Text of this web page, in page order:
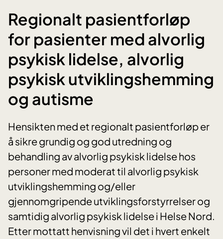
Regionalt pasientforløp
for pasienter med alvorlig
psykisk lidelse, alvorlig
psykisk utviklingshemming
og autisme
Hensikten med et regionalt pasientforløp er
å sikre grundig og god utredning og
behandling av alvorlig psykisk lidelse hos
personer med moderat til alvorlig psykisk
utviklingshemming og/eller
gjennomgripende utviklingsforstyrrelser og
samtidig alvorlig psykisk lidelse i Helse Nord.
Etter mottatt henvisning vil det i hvert enkelt